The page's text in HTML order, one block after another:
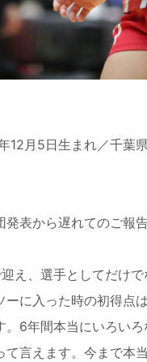
12月5日生まれ／千葉
表から遅れてのご報
え、選手としてだけ
に入った時の初得点
6年間本当にいろい
言えます。今まで本